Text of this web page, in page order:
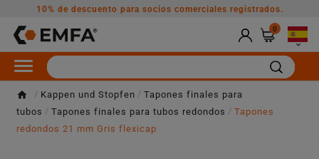
10% de descuento para socios comerciales registrados.
0

Kappen und Stopfen
Tapones finales para
tubos
Tapones finales para tubos redondos
Tapones
redondos 21 mm Gris flexicap